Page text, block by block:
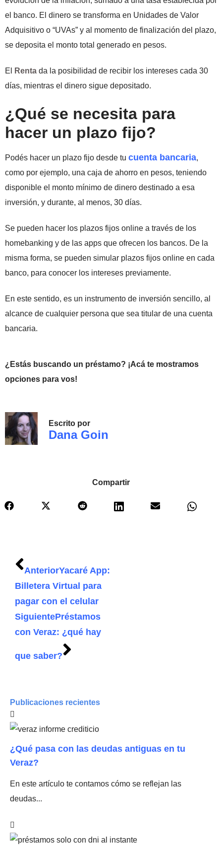
el banco. El dinero se transforma en Unidades de Valor
Adquisitivo o “UVAs” y al momento de finalización del plazo,
se deposita el monto total generado en pesos.
El Renta da la posibilidad de recibir los intereses cada 30
días, mientras el dinero sigue depositado.
¿Qué se necesita para
hacer un plazo fijo?
Podés hacer un plazo fijo desde tu cuenta bancaria,
como por ejemplo, una caja de ahorro en pesos, teniendo
disponible el monto mínimo de dinero destinado a esa
inversión, y durante, al menos, 30 días.
Se pueden hacer los plazos fijos online a través de los
homebanking y de las apps que ofrecen los bancos. De la
misma forma, se pueden simular plazos fijos online en cada
banco, para conocer los intereses previamente.
En este sentido, es un instrumento de inversión sencillo, al
alcance de cualquier persona que sea titular de una cuenta
bancaria.
¿Estás buscando un préstamo? ¡Acá te mostramos
opciones para vos!
Escrito por
Dana Goin
Compartir
AnteriorYacaré App:
Billetera Virtual para
pagar con el celular
SiguientePréstamos
con Veraz: ¿qué hay
que saber?
Publicaciones recientes
¿Qué pasa con las deudas antiguas en tu
Veraz?
En este artículo te contamos cómo se reflejan las
deudas...